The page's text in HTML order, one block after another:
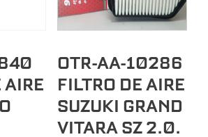
AIRE
OTR-AA-10286
FILTRO DE AIRE
SUZUKI GRAND
VITARA SZ 2.0.